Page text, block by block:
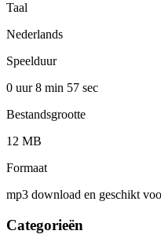
Taal
Nederlands
Speelduur
0 uur 8 min 57 sec
Bestandsgrootte
12 MB
Formaat
mp3 download en geschikt
Categorieën